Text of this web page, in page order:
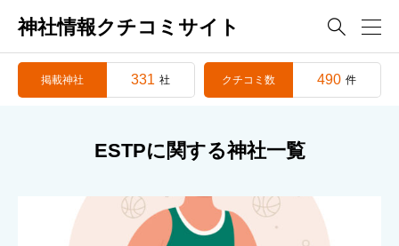
神社情報クチコミサイト 
掲載神社 331 社 クチコミ数 490 件
ESTPに関する神社一覧